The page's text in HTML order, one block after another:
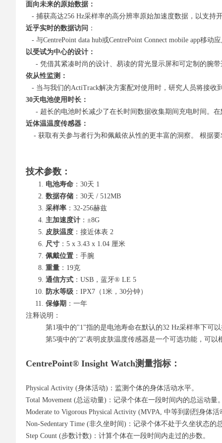
面向未来的原始数据：
- 捕获高达256 Hz采样率的高分辨率原始加速度数据，以支持
近乎实时的数据访问 ：
- 与CentrePoint data hub或CentrePoint Connect mobile app移
以受试为中心的设计：
- 凭借其紧凑时尚的设计、易读的背光显示屏和可定制的腕带
依从性监测：
- 当与我们的ActiTrack解决方案配对使用时，研究人员将接收
30天电池使用时长：
- 超长的电池时长减少了在长时间数据收集期间充电时间。在
近体温温度传感器：
- 获取有关参与者行为和佩戴依从性的更丰富的洞察。 根据要
技术参数：
电池寿命 ：30天 1
数据存储 ：30天 / 512MB
采样率 ：32-256赫兹
主加速度计 ：±8G
皮肤温度 ：接近体表 2
尺寸 ：5 x 3.43 x 1.04 厘米
佩戴位置 ：手腕
重量 ：19克
通信方式 ：USB，蓝牙® LE 5
防水等级 ：IPX7（1米，30分钟）
保修期 ：一年
注释说明：
第1项中的"1"指的是电池寿命在默认的32 Hz采样率下可
第5项中的"2"表明皮肤温度传感器是一个可选功能，可以
CentrePoint® Insight Watch测量指标：
Physical Activity (身体活动)：监测个体的身体活动水平。
Total Movement (总运动量)：记录个体在一段时间内的总运动量
Moderate to Vigorous Physical Activity (MVPA, 中等到剧烈身体
Non-Sedentary Time (非久坐时间)：记录个体不处于久坐状态的
Step Count (步数计数)：计算个体在一段时间内走过的步数。